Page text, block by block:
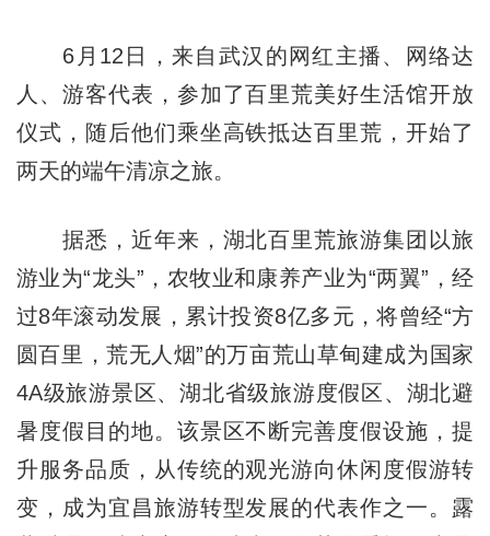
6月12日，来自武汉的网红主播、网络达
人、游客代表，参加了百里荒美好生活馆开放
仪式，随后他们乘坐高铁抵达百里荒，开始了
两天的端午清凉之旅。
据悉，近年来，湖北百里荒旅游集团以旅
游业为“龙头”，农牧业和康养产业为“两翼”，经
过8年滚动发展，累计投资8亿多元，将曾经“方
圆百里，荒无人烟”的万亩荒山草甸建成为国家
4A级旅游景区、湖北省级旅游度假区、湖北避
暑度假目的地。该景区不断完善度假设施，提
升服务品质，从传统的观光游向休闲度假游转
变，成为宜昌旅游转型发展的代表作之一。露